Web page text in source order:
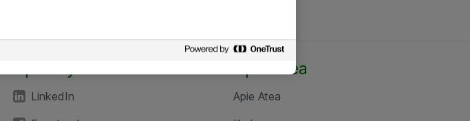
LinkedIn
Apie Atea
Apie Atea